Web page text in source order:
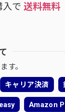
で 送料無料
す。
キャリア決済
Amazon